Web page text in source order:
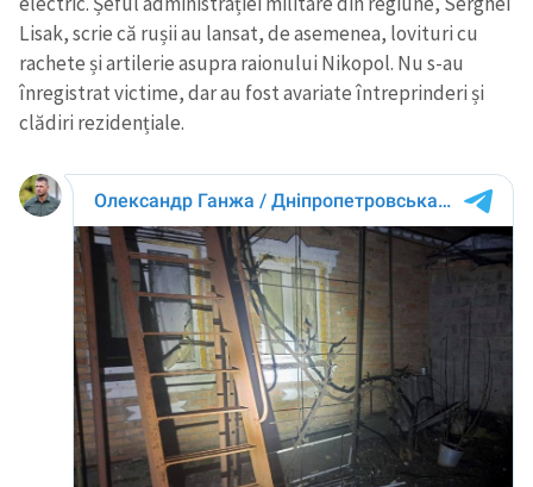
Lisak, scrie că rușii au lansat, de asemenea, lovituri cu
rachete și artilerie asupra raionului Nikopol. Nu s-au
înregistrat victime, dar au fost avariate întreprinderi și
clădiri rezidențiale.
CONTACT SURSĂ
Sursă anonimă
Email+ Emailul meu
Telefon
+ Telefon personal
Am citit și sunt de
acord cupolitica de
confidențialitate .
TRIMITE ȘTIREA